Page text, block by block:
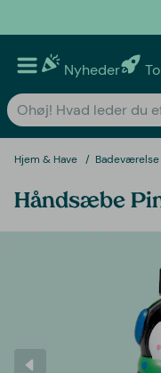
Nyheder
Hjem & Have Badeværelse
Håndsæbe